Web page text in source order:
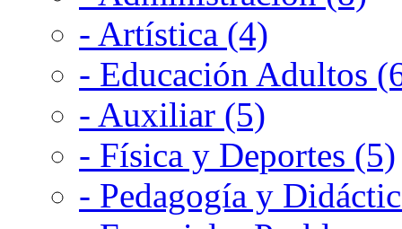
- Artística (4)
- Educación Adultos
- Auxiliar (5)
- Física y Deportes (5)
- Pedagogía y